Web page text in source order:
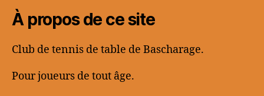
À propos de ce site
Club de tennis de table de Bascharage.
Pour joueurs de tout âge.